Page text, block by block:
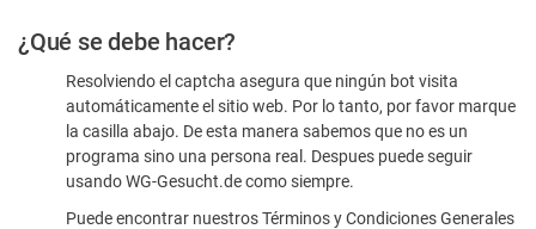
¿Qué se debe hacer?
Resolviendo el captcha asegura que ningún bot visita
automáticamente el sitio web. Por lo tanto, por favor marque
la casilla abajo. De esta manera sabemos que no es un
programa sino una persona real. Despues puede seguir
usando WG-Gesucht.de como siempre.
Puede encontrar nuestros Términos y Condiciones Generales